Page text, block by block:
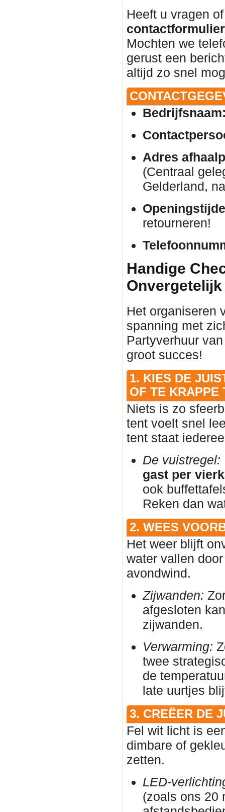
Heeft u vragen
Mochten we
gerust een
altijd zo snel
Adres
(Centraal
Gelderland,
retourneren!
Handige
Het organiseren
spanning met
Partyverhuur
groot succes!
1. KIES DE
OF TE KRAPPE
Niets is zo
tent voelt snel
tent staat
De vuistregel:
gast per
ook
Reken dan
2. WEES
Het weer blijft
water vallen
avondwind.
Zijwanden:
afgesloten
zijwanden.
Verwarming:
twee
de
late uurtjes
3. CREËER DE
Fel wit licht is
dimbare of
zetten.
LED-
(zoals ons 20